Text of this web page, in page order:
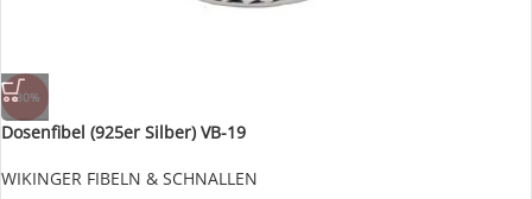
-30%
Dosenfibel (925er Silber) VB-19
WIKINGER FIBELN & SCHNALLEN